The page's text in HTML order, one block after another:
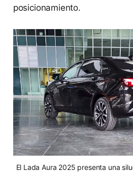
posicionamiento.
El Lada Aura 2025 presenta una